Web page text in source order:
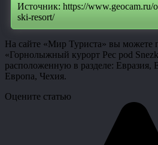
Источник: https://www.geocam.ru/
ski-resort/
На сайте «Мир Туриста» вы можете
«Горнолыжный курорт Pec pod
расположенную в разделе: Евразия,
Европа, Чехия.
Оцените статью